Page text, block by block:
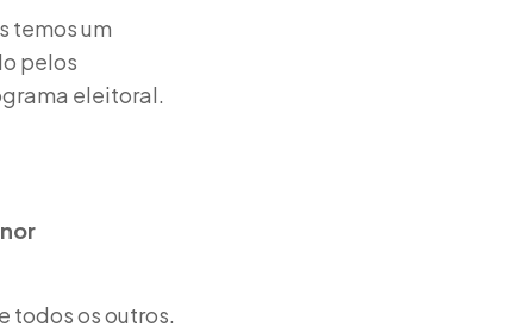
temos um
pelos
eleitoral.
todos os outros.